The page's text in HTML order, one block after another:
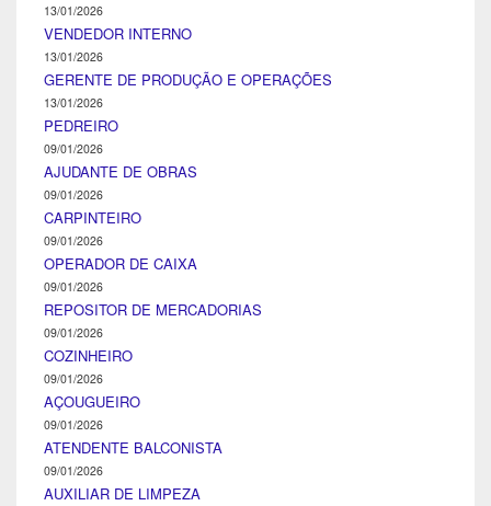
13/01/2026
VENDEDOR INTERNO
13/01/2026
GERENTE DE PRODUÇÃO E OPERAÇÕES
13/01/2026
PEDREIRO
09/01/2026
AJUDANTE DE OBRAS
09/01/2026
CARPINTEIRO
09/01/2026
OPERADOR DE CAIXA
09/01/2026
REPOSITOR DE MERCADORIAS
09/01/2026
COZINHEIRO
09/01/2026
AÇOUGUEIRO
09/01/2026
ATENDENTE BALCONISTA
09/01/2026
AUXILIAR DE LIMPEZA